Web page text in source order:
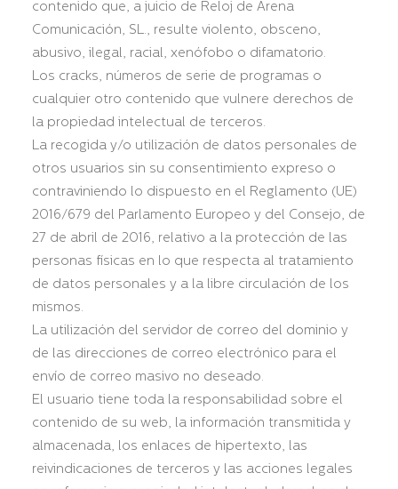
contenido que, a juicio de Reloj de Arena
Comunicación, SL., resulte violento, obsceno,
abusivo, ilegal, racial, xenófobo o difamatorio.
Los cracks, números de serie de programas o
cualquier otro contenido que vulnere derechos de
la propiedad intelectual de terceros.
La recogida y/o utilización de datos personales de
otros usuarios sin su consentimiento expreso o
contraviniendo lo dispuesto en el Reglamento (UE)
2016/679 del Parlamento Europeo y del Consejo, de
27 de abril de 2016, relativo a la protección de las
personas físicas en lo que respecta al tratamiento
de datos personales y a la libre circulación de los
mismos.
La utilización del servidor de correo del dominio y
de las direcciones de correo electrónico para el
envío de correo masivo no deseado.
El usuario tiene toda la responsabilidad sobre el
contenido de su web, la información transmitida y
almacenada, los enlaces de hipertexto, las
reivindicaciones de terceros y las acciones legales